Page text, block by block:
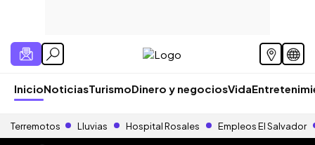
InicioNoticiasTurismoDinero y negociosVida
Terremotos Lluvias Hospital Rosales Empleos El Salvador